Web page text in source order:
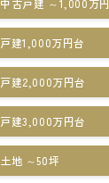
中古戸建 ～1,000万円
戸建1,000万円台
戸建2,000万円台
戸建3,000万円台
土地 ～50坪